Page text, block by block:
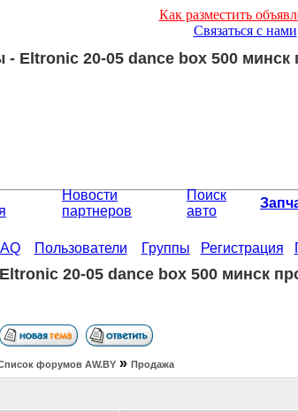
Как разместить
Связаться с нами
Eltronic 20-05 dance box 500 минск
Новости
партнеров
Поиск
авто
Пользователи Группы Регистрация
Eltronic 20-05 dance box 500 минск
форумов АW.BY» Продажа